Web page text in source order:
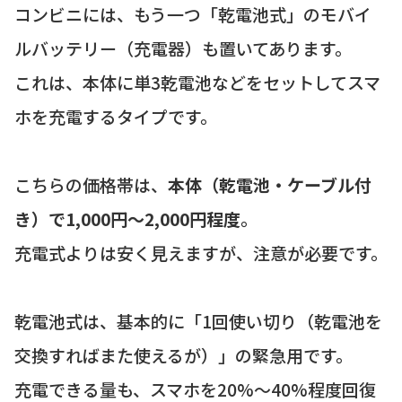
コンビニには、もう一つ「乾電池式」のモバイ
ルバッテリー（充電器）も置いてあります。
これは、本体に単3乾電池などをセットしてスマ
ホを充電するタイプです。
こちらの価格帯は、 本体（乾電池・ケーブル付
き）で1,000円〜2,000円程度。
充電式よりは安く見えますが、注意が必要です。
乾電池式は、基本的に「1回使い切り（乾電池を
交換すればまた使えるが）」の緊急用です。
充電できる量も、スマホを20%〜40%程度回復